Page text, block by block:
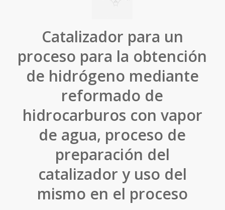
Catalizador para un
proceso para la obtención
de hidrógeno mediante
reformado de
hidrocarburos con vapor
de agua, proceso de
preparación del
catalizador y uso del
mismo en el proceso